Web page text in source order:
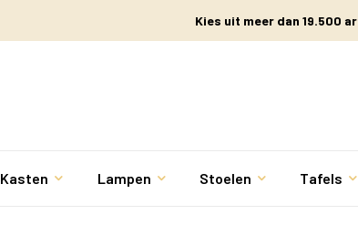
Kies uit meer dan 19.500
Kasten Lampen Stoelen Tafels